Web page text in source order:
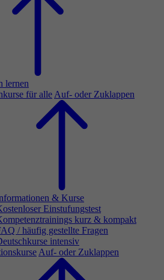
lernen
für alle Auf- oder Zuklappen
& Kurse
Einstufungstest
kurz & kompakt
/ häufig gestellte Fragen
intensiv
Auf- oder Zuklappen